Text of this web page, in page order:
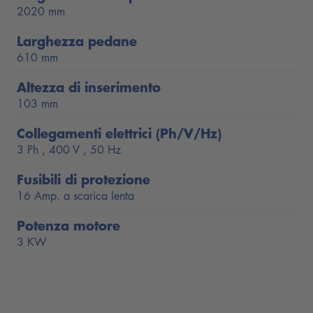
Pedane estensibili ateriori e posteriori - Lunghezza
variabile di 1550 - 2320 mm
Montaggio flessibile: Larghezza regolabile, non è
necessario l'accesso all'aria compressa
Accesso a 360°
Sono possibili due tipi di installazione: a pavimento (1)
- ad incasso (2)
Massima qualità: La centralina idraulica, i cilindri
idraulici e l'intera pedana di sollevamento sono testati
Sviluppato e prodotto in Germania
2020 mm
Larghezza pedane
610 mm
Altezza di inserimento
103 mm
Collegamenti elettrici (Ph/V/Hz)
3 Ph , 400 V , 50 Hz
Fusibili di protezione
16 Amp. a scarica lenta
Potenza motore
3 KW